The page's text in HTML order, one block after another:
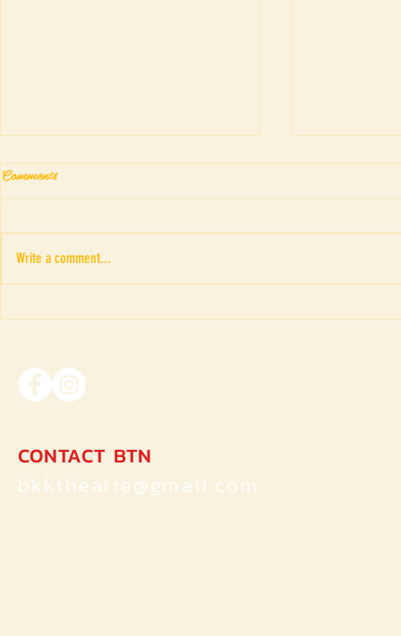
“ภาพอาถรรพณ์ของดรณ์ ดารั
of Dorian Gray ของ Oscar Wilde
Fringe
Comments
Write a comment...
CONTACT BTN
bkktheatre@gmail.com